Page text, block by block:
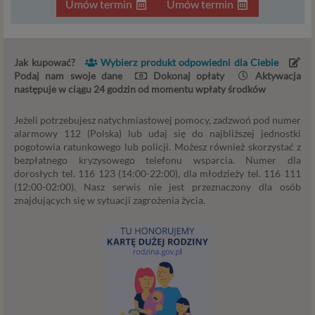
Umów termin Umów termin
Jak kupować?
Wybierz produkt odpowiedni dla Ciebie
Podaj nam swoje dane
Dokonaj opłaty
Aktywacja
następuje w ciągu 24 godzin od momentu wpłaty środków
Jeżeli potrzebujesz natychmiastowej pomocy, zadzwoń pod numer
alarmowy 112 (Polska) lub udaj się do najbliższej jednostki
pogotowia ratunkowego lub policji. Możesz również skorzystać z
bezpłatnego kryzysowego telefonu wsparcia. Numer dla
dorosłych tel. 116 123 (14:00-22:00), dla młodzieży tel. 116 111
(12:00-02:00). Nasz serwis nie jest przeznaczony dla osób
znajdujących się w sytuacji zagrożenia życia.
przypadku przekazanie danych nie uprawnia ich odbiorcy
Zaufanego Partnera. Przekazywanie danych ma miejsce
na ogół w przypadku współpracy z podwykonawcą (np.
agencją marketingową) lub usługodawcą (np. dostawcą
lepiej dobrać najciekawsze lub najtańsze oferty
dopasowane dla Ciebie. W każdym przypadku
przekazanie danych nie zwalnia przekazującego z
odpowiedzialności za ich przetwarzanie. Dane mogą być
też przekazywane organom publicznym, o ile upoważniają
ich do tego obowiązujące przepisy i przedstawią
Na naszych stronach internetowych i w aplikacjach
używamy technologii, takich jak pliki cookie, local storage i
podobnych służących do zbierania i przetwarzania danych